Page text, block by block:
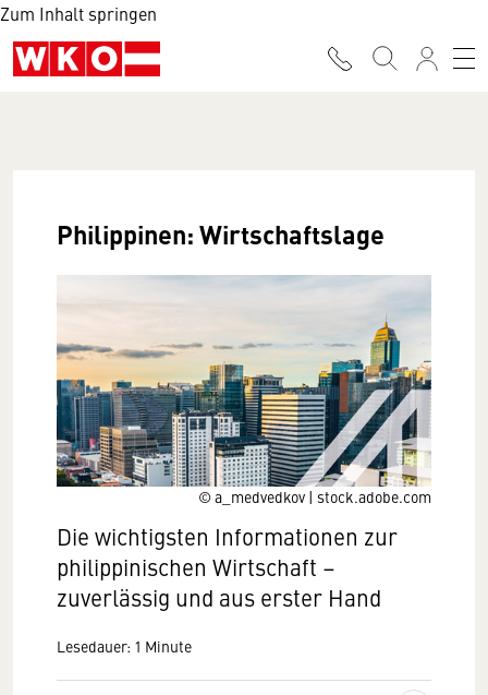
Zum Inhalt springen
© a_medvedkov | stock.adobe.com
Philippinen: Wirtschaftslage
Die wichtigsten Informationen zur
philippinischen Wirtschaft –
zuverlässig und aus erster Hand
Lesedauer: 1 Minute